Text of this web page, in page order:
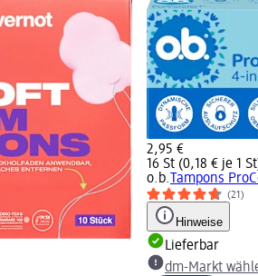
2,95 €
16 St (0,18 € je 1
o.b. Tampons
(21)
Hinweise
Lieferbar
dm-Markt